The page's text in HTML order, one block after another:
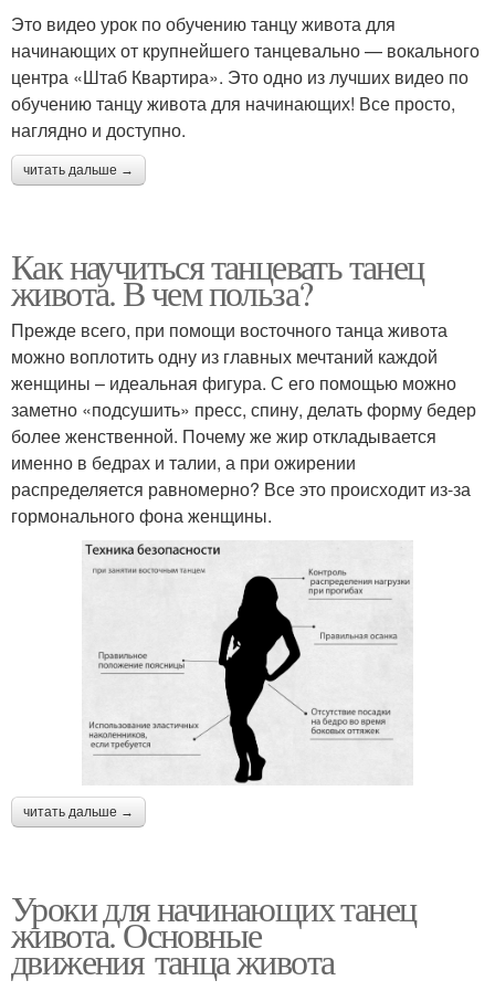
Это видео урок по обучению танцу живота для
начинающих от крупнейшего танцевально — вокального
центра «Штаб Квартира». Это одно из лучших видео по
обучению танцу живота для начинающих! Все просто,
наглядно и доступно.
читать дальше →
Как научиться танцевать танец
живота. В чем польза?
Прежде всего, при помощи восточного танца живота
можно воплотить одну из главных мечтаний каждой
женщины – идеальная фигура. С его помощью можно
заметно «подсушить» пресс, спину, делать форму бедер
более женственной. Почему же жир откладывается
именно в бедрах и талии, а при ожирении
распределяется равномерно? Все это происходит из-за
гормонального фона женщины.
читать дальше →
Уроки для начинающих танец
живота. Основные
движения танца живота